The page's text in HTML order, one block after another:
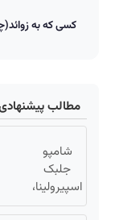
كسى كه به
مطالب
شامپو
جلبک
اسپیرولینا،
دشمن